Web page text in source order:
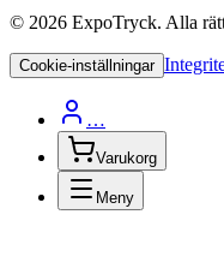
© 2026 ExpoTryck. Alla
Cookie-inställningar
…
Varukorg
Meny